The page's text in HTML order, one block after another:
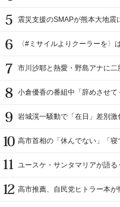
震災支援のSMAPが熊本大地震
〈#ミサイルよりクーラーを
市川沙耶と熱愛・野島アナに二
小倉優香の番組中「辞めさせ
岩城滉一騒動で「在日」差別激
高市首相の「休んでない」「
ユースケ・サンタマリアが語る
高市推薦、自民党ヒトラー本が